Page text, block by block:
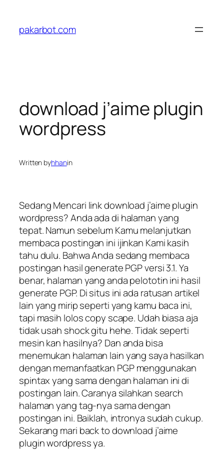
content
pakarbot.com
download j’aime plugin
wordpress
Written byhhanin
Sedang Mencari link download j’aime plugin
wordpress? Anda ada di halaman yang
tepat. Namun sebelum Kamu melanjutkan
membaca postingan ini ijinkan Kami kasih
tahu dulu. Bahwa Anda sedang membaca
postingan hasil generate PGP versi 3.1. Ya
benar, halaman yang anda pelototin ini hasil
generate PGP. Di situs ini ada ratusan artikel
lain yang mirip seperti yang kamu baca ini,
tapi masih lolos copy scape. Udah biasa aja
tidak usah shock gitu hehe. Tidak seperti
mesin kan hasilnya? Dan anda bisa
menemukan halaman lain yang saya hasilkan
dengan memanfaatkan PGP menggunakan
spintax yang sama dengan halaman ini di
postingan lain. Caranya silahkan search
halaman yang tag-nya sama dengan
postingan ini. Baiklah, intronya sudah cukup.
Sekarang mari back to download j’aime
plugin wordpress ya.